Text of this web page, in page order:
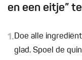
en een eitje”
1.Doe alle
glad. Spoel de